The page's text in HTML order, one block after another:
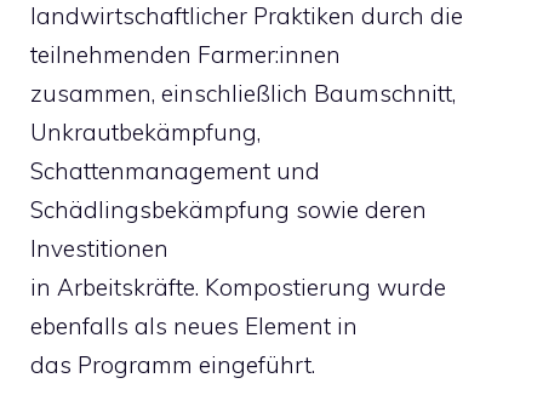
landwirtschaftlicher Praktiken durch die
teilnehmenden Farmer:innen
zusammen, einschließlich Baumschnitt,
Unkrautbekämpfung,
Schattenmanagement und
Schädlingsbekämpfung sowie deren
Investitionen
in Arbeitskräfte. Kompostierung wurde
ebenfalls als neues Element in
das Programm eingeführt.